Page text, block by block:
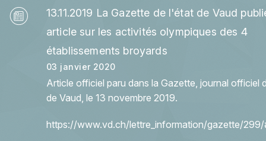
13.11.2019 La Gazette de l'état de Vaud
article sur les activités olympiques des 4
établissements broyards
03 janvier 2020
Article officiel paru dans la Gazette, journal officiel
de Vaud, le 13 novembre 2019.
https://www.vd.ch/lettre_information/gazette/